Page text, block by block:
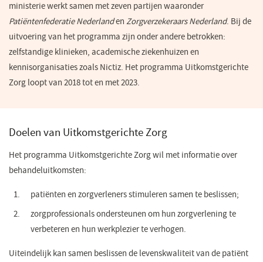
ministerie werkt samen met zeven partijen waaronder
Patiëntenfederatie Nederlanden Zorgverzekeraars Nederland. Bij de
uitvoering van het programma zijn onder andere betrokken:
zelfstandige klinieken, academische ziekenhuizen en
kennisorganisaties zoals Nictiz. Het programma Uitkomstgerichte
Zorg loopt van 2018 tot en met 2023.
Doelen van Uitkomstgerichte Zorg
Het programma Uitkomstgerichte Zorg wil met informatie over
behandeluitkomsten:
patiënten en zorgverleners stimuleren samen te beslissen;
zorgprofessionals ondersteunen om hun zorgverlening te
verbeteren en hun werkplezier te verhogen.
Uiteindelijk kan samen beslissen de levenskwaliteit van de patiënt